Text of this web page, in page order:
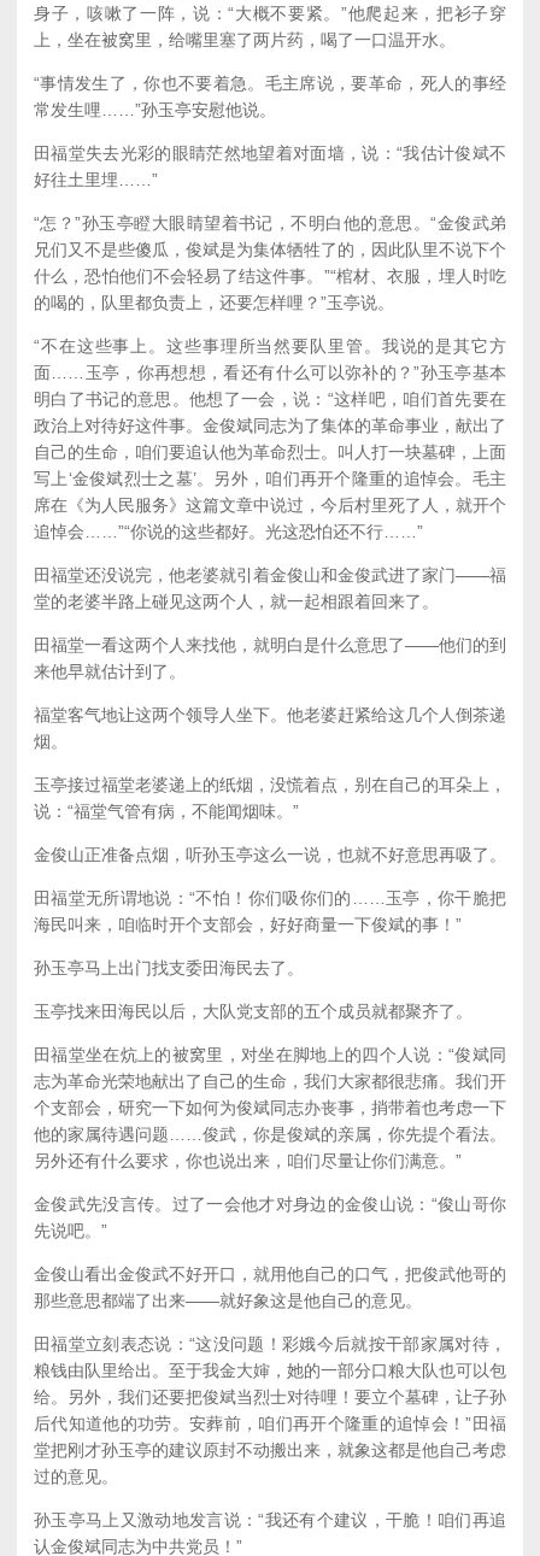
身子，咳嗽了一阵，说：“大概不要紧。”他爬起来，把衫子穿
上，坐在被窝里，给嘴里塞了两片药，喝了一口温开水。
“事情发生了，你也不要着急。毛主席说，要革命，死人的事经
常发生哩……”孙玉亭安慰他说。
田福堂失去光彩的眼睛茫然地望着对面墙，说：“我估计俊斌不
好往土里埋……”
“怎？”孙玉亭瞪大眼睛望着书记，不明白他的意思。“金俊武弟
兄们又不是些傻瓜，俊斌是为集体牺牲了的，因此队里不说下个
什么，恐怕他们不会轻易了结这件事。”“棺材、衣服，埋人时吃
的喝的，队里都负责上，还要怎样哩？”玉亭说。
“不在这些事上。这些事理所当然要队里管。我说的是其它方
面……玉亭，你再想想，看还有什么可以弥补的？”孙玉亭基本
明白了书记的意思。他想了一会，说：“这样吧，咱们首先要在
政治上对待好这件事。金俊斌同志为了集体的革命事业，献出了
自己的生命，咱们要追认他为革命烈士。叫人打一块墓碑，上面
写上‘金俊斌烈士之墓’。另外，咱们再开个隆重的追悼会。毛主
席在《为人民服务》这篇文章中说过，今后村里死了人，就开个
追悼会……”“你说的这些都好。光这恐怕还不行……”
田福堂还没说完，他老婆就引着金俊山和金俊武进了家门——福
堂的老婆半路上碰见这两个人，就一起相跟着回来了。
田福堂一看这两个人来找他，就明白是什么意思了——他们的到
来他早就估计到了。
福堂客气地让这两个领导人坐下。他老婆赶紧给这几个人倒茶递
烟。
玉亭接过福堂老婆递上的纸烟，没慌着点，别在自己的耳朵上，
说：“福堂气管有病，不能闻烟味。”
金俊山正准备点烟，听孙玉亭这么一说，也就不好意思再吸了。
田福堂无所谓地说：“不怕！你们吸你们的……玉亭，你干脆把
海民叫来，咱临时开个支部会，好好商量一下俊斌的事！”
孙玉亭马上出门找支委田海民去了。
玉亭找来田海民以后，大队党支部的五个成员就都聚齐了。
田福堂坐在炕上的被窝里，对坐在脚地上的四个人说：“俊斌同
志为革命光荣地献出了自己的生命，我们大家都很悲痛。我们开
个支部会，研究一下如何为俊斌同志办丧事，捎带着也考虑一下
他的家属待遇问题……俊武，你是俊斌的亲属，你先提个看法。
另外还有什么要求，你也说出来，咱们尽量让你们满意。”
金俊武先没言传。过了一会他才对身边的金俊山说：“俊山哥你
先说吧。”
金俊山看出金俊武不好开口，就用他自己的口气，把俊武他哥的
那些意思都端了出来——就好象这是他自己的意见。
田福堂立刻表态说：“这没问题！彩娥今后就按干部家属对待，
粮钱由队里给出。至于我金大婶，她的一部分口粮大队也可以包
给。另外，我们还要把俊斌当烈士对待哩！要立个墓碑，让子孙
后代知道他的功劳。安葬前，咱们再开个隆重的追悼会！”田福
堂把刚才孙玉亭的建议原封不动搬出来，就象这都是他自己考虑
过的意见。
孙玉亭马上又激动地发言说：“我还有个建议，干脆！咱们再追
认金俊斌同志为中共党员！”